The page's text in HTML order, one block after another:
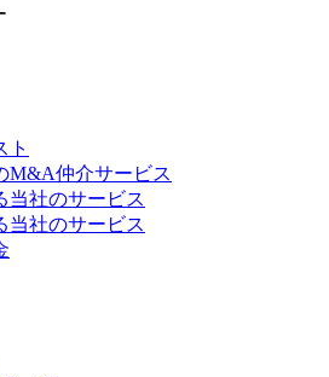
ト
M&A仲介サービス
当社のサービス
当社のサービス